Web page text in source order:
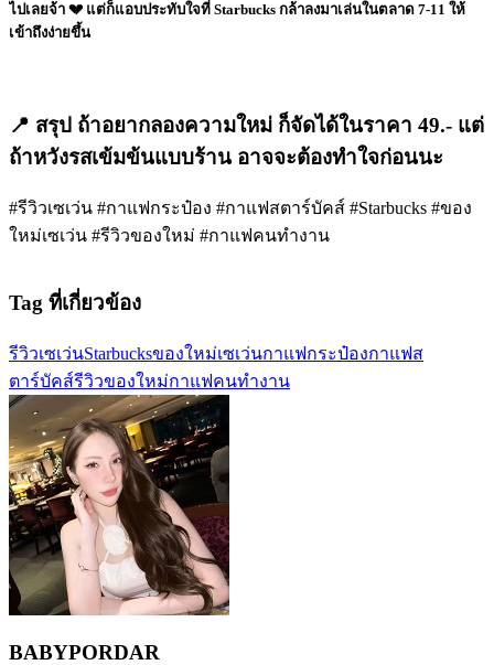
ไปเลยจ้า 💔 แต่ก็แอบประทับใจที่ Starbucks กล้าลงมาเล่นในตลาด 7-11 ให้
เข้าถึงง่ายขึ้น
📍 สรุป ถ้าอยากลองความใหม่ ก็จัดได้ในราคา 49.- แต่
ถ้าหวังรสเข้มข้นแบบร้าน อาจจะต้องทำใจก่อนนะ
#รีวิวเซเว่น #กาแฟกระป๋อง #กาแฟสตาร์บัคส์ #Starbucks #ของ
ใหม่เซเว่น #รีวิวของใหม่ #กาแฟคนทำงาน
Tag ที่เกี่ยวข้อง
รีวิวเซเว่นStarbucksของใหม่เซเว่นกาแฟกระป๋องกาแฟส
ตาร์บัคส์รีวิวของใหม่กาแฟคนทำงาน
BABYPORDAR